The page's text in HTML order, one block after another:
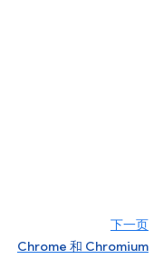
下一页
Chrome 和 Chromium